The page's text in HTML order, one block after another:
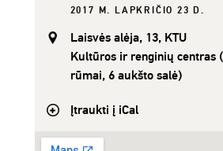
2017 M. LAPKRIČIO 23 D.
Laisvės alėja, 13, KTU
Kultūros ir renginių centras
rūmai, 6 aukšto salė)
Įtraukti į iCal